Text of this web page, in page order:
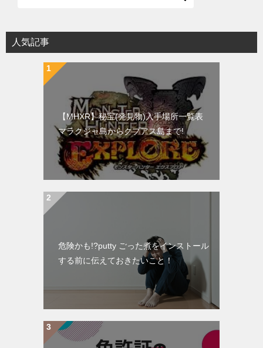
人気記事
【MHXR】秘宝(発見物)入手場所一覧表
マラクジャ島からクプアス島まで!
危険かも!?putty ごった煮をインストール
する前に伝えておきたいこと！